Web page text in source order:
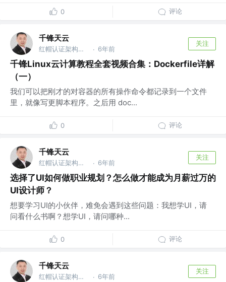
0 评论
千锋天云
红帽认证架构师 @千锋教育 · 6年前
关注
千锋Linux云计算教程全套视频合集：Dockerfile详解
（一）
我们可以把刚才的对容器的所有操作命令都记录到一个文件
里，就像写更脚本程序。之后用 doc...
0 评论
千锋天云
红帽认证架构师 @千锋教育 · 6年前
关注
选择了UI如何做职业规划？怎么做才能成为月薪过万的
UI设计师？
想要学习UI的小伙伴，难免会遇到这些问题：我想学UI，请
问看什么书啊？想学UI，请问哪种...
0 评论
千锋天云
红帽认证架构师 @千锋教育 · 6年前
关注